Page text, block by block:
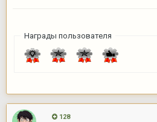
Награды пользователя
128